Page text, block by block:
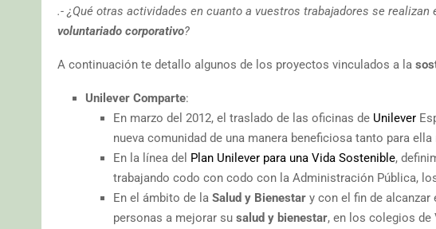
.- ¿Qué otras actividades en cuanto a vuestros trabajadores se realizan
voluntariado corporativo?
A continuación te detallo algunos de los proyectos vinculados a la
Unilever Comparte:
En marzo del 2012, el traslado de las oficinas de Unilever
nueva comunidad de una manera beneficiosa tanto para
En la línea del Plan Unilever para una Vida Sostenible,
trabajando codo con codo con la Administración Pública,
En el ámbito de la Salud y Bienestar y con el fin de alcanzar
personas a mejorar su salud y bienestar, en los colegios